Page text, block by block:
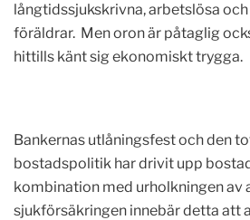
långtidssjukskrivna, arbetslösa
föräldrar. Men oron är påtaglig
hittills känt sig ekonomiskt trygga.
Bankernas utlåningsfest och den
bostadspolitik har drivit upp
kombination med urholkningen av
sjukförsäkringen innebär detta att